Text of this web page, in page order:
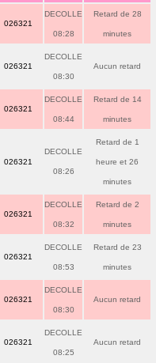
026321
DECOLLE
08:28
Retard de 28
minutes
026321
DECOLLE
08:30
Aucun retard
026321
DECOLLE
08:44
Retard de 14
minutes
026321
DECOLLE
08:26
Retard de 1
heure et 26
minutes
026321
DECOLLE
08:32
Retard de 2
minutes
026321
DECOLLE
08:53
Retard de 23
minutes
026321
DECOLLE
08:30
Aucun retard
026321
DECOLLE
08:25
Aucun retard